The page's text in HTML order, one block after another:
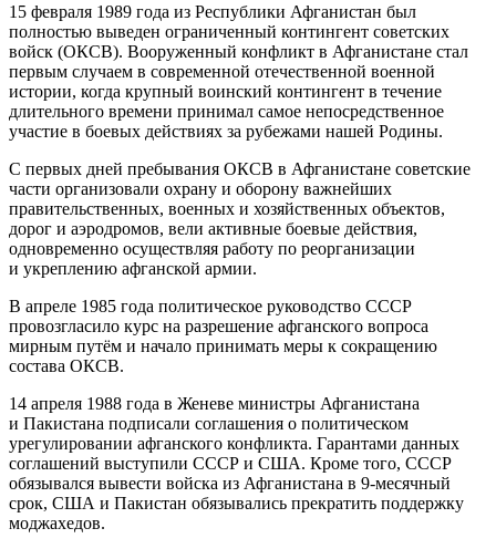
15 февраля 1989 года из Республики Афганистан был
полностью выведен ограниченный контингент советских
войск (ОКСВ). Вооруженный конфликт в Афганистане стал
первым случаем в современной отечественной военной
истории, когда крупный воинский контингент в течение
длительного времени принимал самое непосредственное
участие в боевых действиях за рубежами нашей Родины.
С первых дней пребывания ОКСВ в Афганистане советские
части организовали охрану и оборону важнейших
правительственных, военных и хозяйственных объектов,
дорог и аэродромов, вели активные боевые действия,
одновременно осуществляя работу по реорганизации
и укреплению афганской армии.
В апреле 1985 года политическое руководство СССР
провозгласило курс на разрешение афганского вопроса
мирным путём и начало принимать меры к сокращению
состава ОКСВ.
14 апреля 1988 года в Женеве министры Афганистана
и Пакистана подписали соглашения о политическом
урегулировании афганского конфликта. Гарантами данных
соглашений выступили СССР и США. Кроме того, СССР
обязывался вывести войска из Афганистана в 9-месячный
срок, США и Пакистан обязывались прекратить поддержку
моджахедов.